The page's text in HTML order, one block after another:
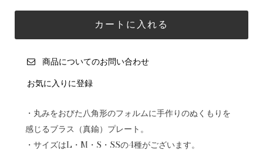
商品についてのお問い合わせ
お気に入りに登録
・丸みをおびた八角形のフォルムに手作りのぬくもりを
感じるブラス（真鍮）プレート。
・サイズはL・M・S・SSの4種がございます。